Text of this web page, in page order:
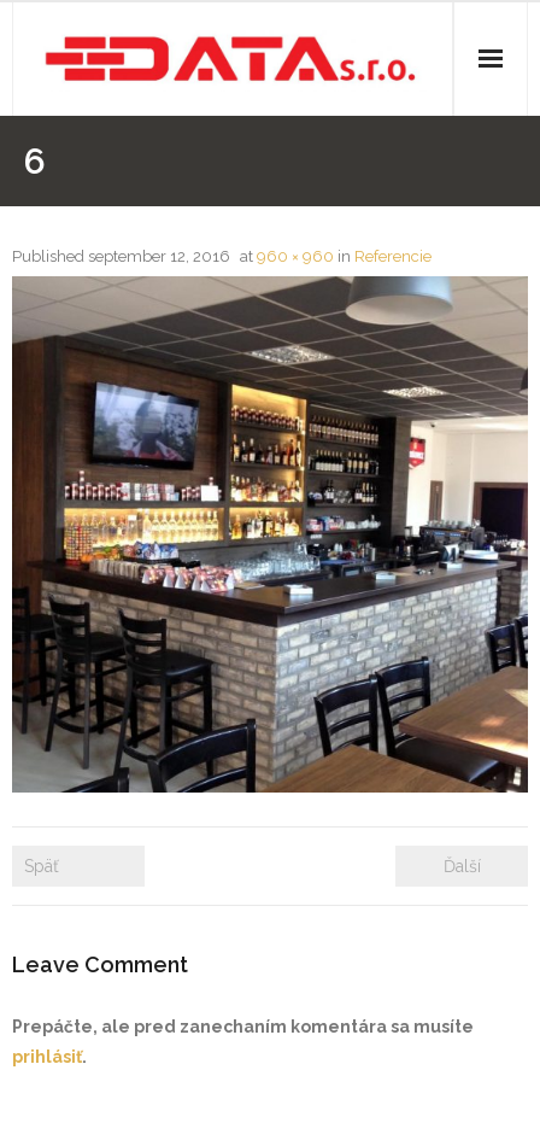
- Elektroinštalácie
- Kúpeľne
- Rezanie panelov
- Sádrokartóny
- Voda, odpady, kúrenie
- Zámkové dlažby
- Rekonštrukcie bytových a nebytových priestorov
- Plastové okná a dvere
Prenájom bytových a kancelárskych priestorov
Referencie
6
Published september 12, 2016 at 960 × 960 in Referencie
Späť Ďalší
Leave Comment
Prepáčte, ale pred zanechaním komentára sa musíte
prihlásiť.